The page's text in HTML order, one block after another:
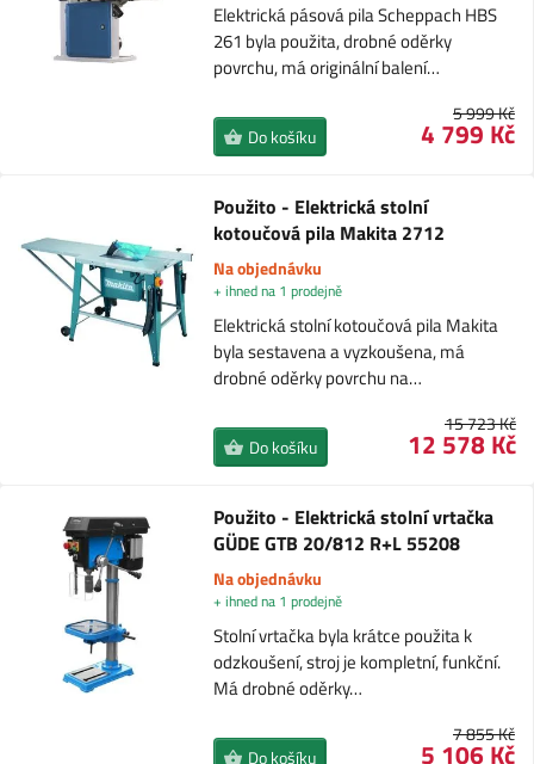
Elektrická pásová pila Scheppach HBS
261 byla použita, drobné oděrky
povrchu, má originální balení…
5 999 Kč
4 799 Kč
Do košíku
Použito - Elektrická stolní
kotoučová pila Makita 2712
Na objednávku
+ ihned na 1 prodejně
Elektrická stolní kotoučová pila Makita
byla sestavena a vyzkoušena, má
drobné oděrky povrchu na…
15 723 Kč
12 578 Kč
Do košíku
Použito - Elektrická stolní vrtačka
GÜDE GTB 20/812 R+L 55208
Na objednávku
+ ihned na 1 prodejně
Stolní vrtačka byla krátce použita k
odzkoušení, stroj je kompletní, funkční.
Má drobné oděrky…
7 855 Kč
5 106 Kč
Do košíku